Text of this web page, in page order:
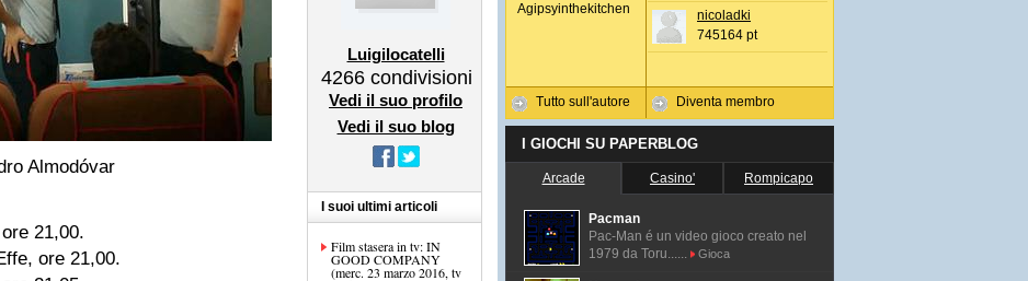
Almodóvar
21,00.
ore 21,00.
Luigilocatelli
4266 condivisioni
Vedi il suo profilo
Vedi il suo blog
I suoi ultimi articoli
Film stasera in tv: IN
GOOD COMPANY
(merc. 23 marzo 2016, tv
Agipsyinthekitchen
Tutto sull'autore
nicoladki
745164 pt
Diventa membro
I GIOCHI SU PAPERBLOG
Arcade Casino' Rompicapo
Pacman
Pac-Man é un video gioco creato nel
1979 da Toru......
Gioca